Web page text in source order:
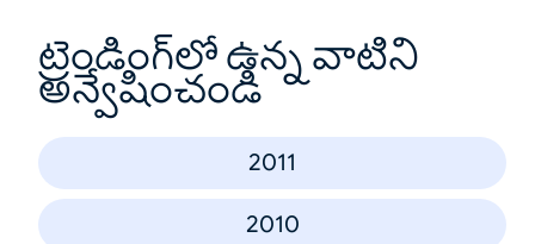
ట్రెండింగ్‌లో ఉన్న వాటిని
అన్వేషించండి
2011
2010